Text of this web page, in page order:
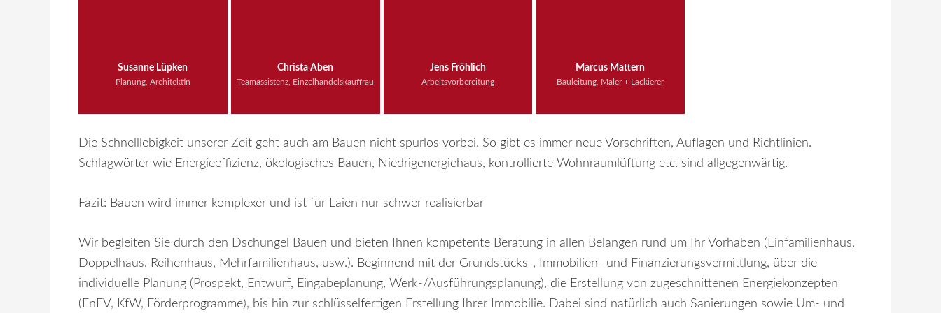
Susanne Lüpken
Planung, Architektin
Christa Aben
Teamassistenz, Einzelhandelskauffrau
Jens Fröhlich
Arbeitsvorbereitung
Marcus Mattern
Bauleitung, Maler + Lackierer
Die Schnelllebigkeit unserer Zeit geht auch am Bauen nicht spurlos vorbei. So gibt es immer neue Vorschriften, Auflagen und Richtlinien.
Schlagwörter wie Energieeffizienz, ökologisches Bauen, Niedrigenergiehaus, kontrollierte Wohnraumlüftung etc. sind allgegenwärtig.
Fazit: Bauen wird immer komplexer und ist für Laien nur schwer realisierbar
Wir begleiten Sie durch den Dschungel Bauen und bieten Ihnen kompetente Beratung in allen Belangen rund um Ihr Vorhaben (Einfamilienhaus,
Doppelhaus, Reihenhaus, Mehrfamilienhaus, usw.). Beginnend mit der Grundstücks-, Immobilien- und Finanzierungsvermittlung, über die
individuelle Planung (Prospekt, Entwurf, Eingabeplanung, Werk-/Ausführungsplanung), die Erstellung von zugeschnittenen Energiekonzepten
(EnEV, KfW, Förderprogramme), bis hin zur schlüsselfertigen Erstellung Ihrer Immobilie. Dabei sind natürlich auch Sanierungen sowie Um- und